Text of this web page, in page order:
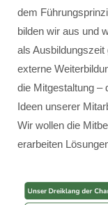
dem
bilden wir aus und
als
externe
die Mitgestaltung –
Ideen unserer
Wir wollen die
erarbeiten